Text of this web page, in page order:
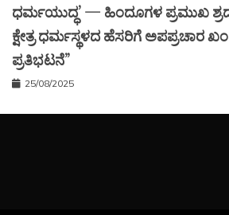
ಧರ್ಮಯುದ್ಧ’ — ಹಿಂದೂಗಳ ಪ್ರಮುಖ
ಕ್ಷೇತ್ರ ಧರ್ಮಸ್ಥಳದ ಹೆಸರಿಗೆ ಅಪಪ್ರಚಾರ
ಪ್ರತಿಭಟನೆ”
25/08/2025